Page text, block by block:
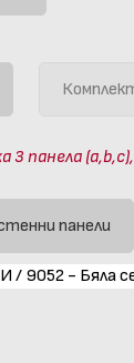
панела
панели
/ 9052 - Бяла